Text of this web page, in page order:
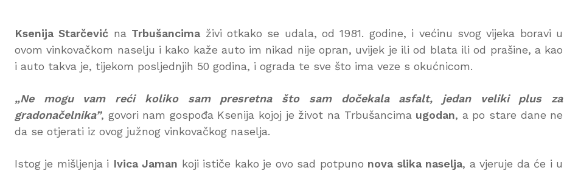
Ksenija Starčević na Trbušancimaživi otkako se udala, od 1981. godine, i većinu svog vijeka boravi u
ovom vinkovačkom naselju i kako kaže auto im nikad nije opran, uvijek je ili od blata ili od prašine, a kao
i auto takva je, tijekom posljednjih 50 godina, i ograda te sve što ima veze s okućnicom.
„Ne mogu vam reći koliko sam presretna što sam dočekala asfalt, jedan veliki plus za
gradonačelnika”, govori nam gospođa Ksenija kojoj je život na Trbušancima ugodan, a po stare dane ne
da se otjerati iz ovog južnog vinkovačkog naselja.
Istog je mišljenja i Ivica Jaman koji ističe kako je ovo sad potpuno nova slika naselja, a vjeruje da će i u